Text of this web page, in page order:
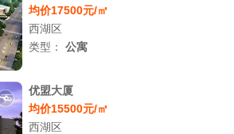
均价17500元/㎡
西湖区
类型：公寓
优盟大厦
均价15500元/㎡
西湖区